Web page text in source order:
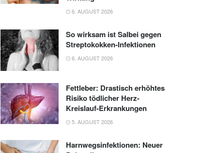
6. AUGUST 2026
So wirksam ist Salbei gegen
Streptokokken-Infektionen
6. AUGUST 2026
Fettleber: Drastisch erhöhtes
Risiko tödlicher Herz-
Kreislauf-Erkrankungen
5. AUGUST 2026
Harnwegsinfektionen: Neuer